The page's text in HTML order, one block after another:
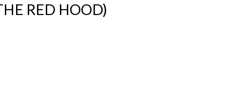
RED HOOD)